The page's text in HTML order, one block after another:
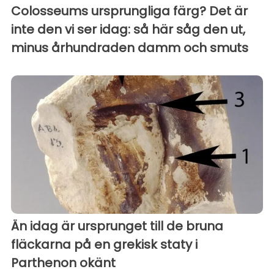
Colosseums ursprungliga färg? Det är
inte den vi ser idag: så här såg den ut,
minus århundraden damm och smuts
Än idag är ursprunget till de bruna
fläckarna på en grekisk staty i
Parthenon okänt